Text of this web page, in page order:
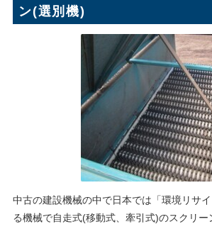
ン(選別機)
中古の建設機械の中で日本では「環境リサ
る機械で自走式(移動式、牽引式)のスクリー